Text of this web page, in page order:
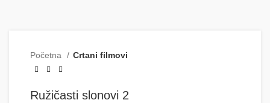
Početna Crtani filmovi
Ružičasti slonovi 2